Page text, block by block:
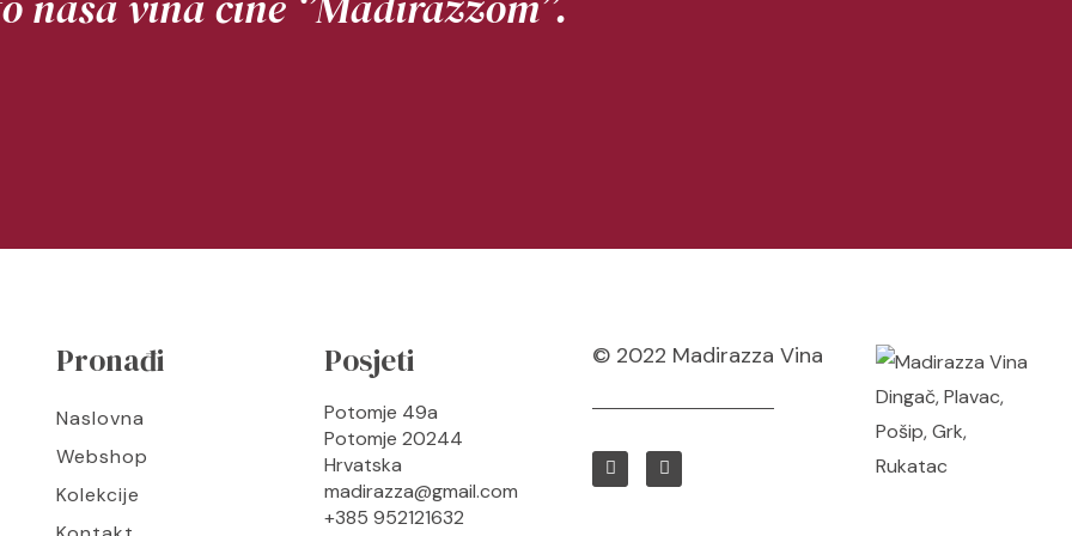
Pronađi
Naslovna
Webshop
Kolekcije
Posjeti
Potomje 49a
Potomje 20244
Hrvatska
madirazza@gmail.com
+385 952121632
© 2022 Madirazza Vina